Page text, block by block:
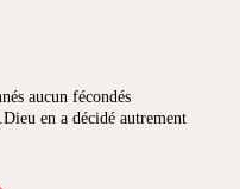
aucun fécondés
en a décidé autrement